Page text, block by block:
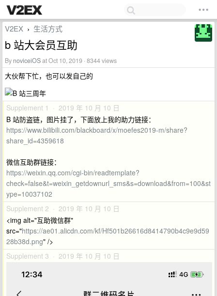
V2EX › 生活方式
b 站大会员互助
By noviceiOSat Oct 10, 2019 · 8344 views
大伙帮下忙，也可以发自己的
Supplement 1 · 2019 年 10 月 10 日
B 站防盗链，图片挂了，下面放上我的助力链接：
https://www.bilibili.com/blackboard/x/moefes2019-m/share?
share_id=4359618
微信互助群链接：
https://weixin.qq.com/cgi-bin/readtemplate?
check=false&t=weixin_getdownurl_sms&s=download&from=100&st
ype=10037102
Supplement 2 · 2019 年 10 月 10 日
<img alt="互助微信群"
src="https://ae01.alicdn.com/kf/Hf501b26616d8414790b4c9e9d59
28b38d.png" />
Supplement 3 · 2019 年 10 月 10 日